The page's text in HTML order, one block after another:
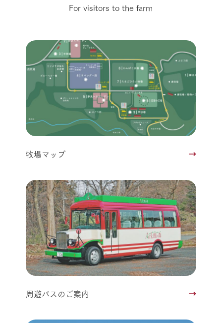
For visitors to the farm
牧場マップ
周遊バスのご案内